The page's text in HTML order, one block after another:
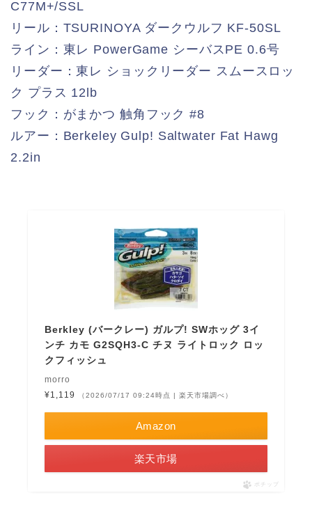
C77M+/SSL
リール：TSURINOYA ダークウルフ KF-50SL
ライン：東レ PowerGame シーバスPE 0.6号
リーダー：東レ ショックリーダー スムースロッ
ク プラス 12lb
フック：がまかつ 触角フック #8
ルアー：Berkeley Gulp! Saltwater Fat Hawg
2.2in
Berkley (バークレー) ガルプ! SWホッグ 3イ
ンチ カモ G2SQH3-C チヌ ライトロック ロッ
クフィッシュ
morro
¥1,119
（2026/07/17 09:24時点 | 楽天市場調べ）
Amazon
楽天市場
ポチップ